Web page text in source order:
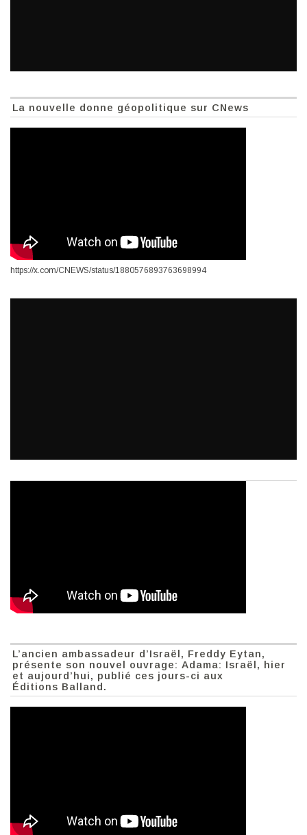
La nouvelle donne géopolitique sur CNews
https://x.com/CNEWS/status/1880576893763698994
L’ancien ambassadeur d’Israël, Freddy Eytan,
présente son nouvel ouvrage: Adama: Israël, hier
et aujourd’hui, publié ces jours-ci aux
Éditions Balland.